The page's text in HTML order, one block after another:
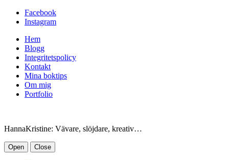
Facebook
Instagram
Hem
Blogg
Integritetspolicy
Kontakt
Mina boktips
Om mig
Portfolio
HannaKristine: Vävare, slöjdare, kreativ…
Open Close